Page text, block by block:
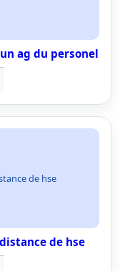
ag du personel
de hse
de hse